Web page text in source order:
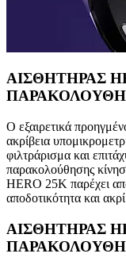
ΑΙΣΘΗΤΗΡΑΣ
Ο εξαιρετικά
ακρίβεια
φιλτράρισμα και
παρακολούθησης
HERO 25K παρέχει
αποδοτικότητα και
ΑΙΣΘΗΤΗΡΑΣ